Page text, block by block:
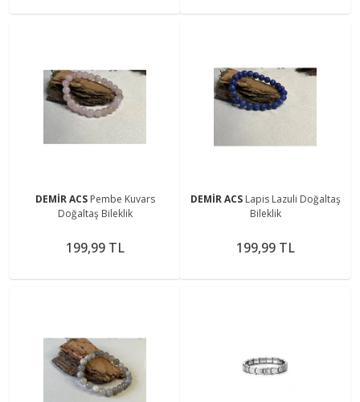
DEMİR ACS Pembe Kuvars
Doğaltaş Bileklik
199,99 TL
DEMİR ACS Lapis Lazuli Doğaltaş
Bileklik
199,99 TL